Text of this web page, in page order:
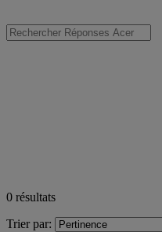
0 résultats
Trier par: